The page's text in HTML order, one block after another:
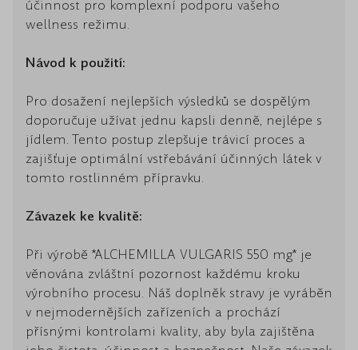
účinnost pro komplexní podporu vašeho
wellness režimu.
Návod k použití:
Pro dosažení nejlepších výsledků se dospělým
doporučuje užívat jednu kapsli denně, nejlépe s
jídlem. Tento postup zlepšuje trávicí proces a
zajišťuje optimální vstřebávání účinných látek v
tomto rostlinném přípravku.
Závazek ke kvalitě:
Při výrobě *ALCHEMILLA VULGARIS 550 mg* je
věnována zvláštní pozornost každému kroku
výrobního procesu. Náš doplněk stravy je vyráběn
v nejmodernějších zařízeních a prochází
přísnými kontrolami kvality, aby byla zajištěna